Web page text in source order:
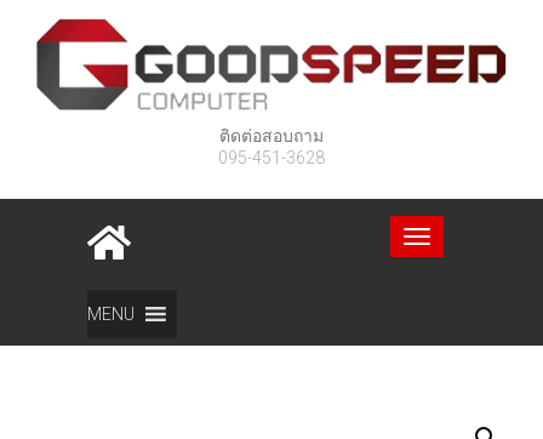
ติดต่อสอบถาม
095-451-3628
Toggle
navigation
MENU
สินค้า